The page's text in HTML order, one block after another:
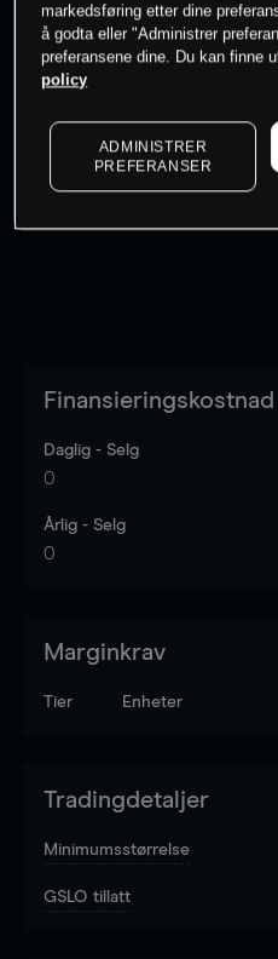
Søk
Log in
Finansieringskostnad
Daglig - Selg
0
Årlig - Selg
0
Marginkrav
Tier Enheter
Tradingdetaljer
Minimumsstørrelse
GSLO tillatt
markedsføring etter dine
å godta eller "Administrer
preferansene dine. Du kan finne
policy
ADMINISTRER
PREFERANSER